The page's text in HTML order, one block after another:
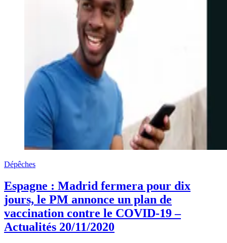
Dépêches
Espagne : Madrid fermera pour dix
jours, le PM annonce un plan de
vaccination contre le COVID-19 –
Actualités 20/11/2020